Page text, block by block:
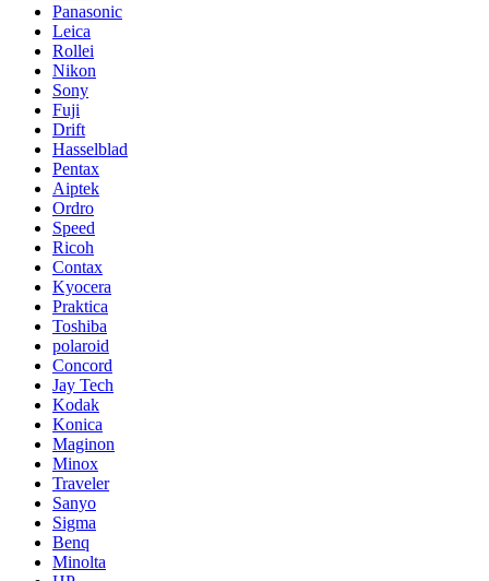
Panasonic
Leica
Rollei
Nikon
Sony
Fuji
Drift
Hasselblad
Pentax
Aiptek
Ordro
Speed
Ricoh
Contax
Kyocera
Praktica
Toshiba
polaroid
Concord
Jay Tech
Kodak
Konica
Maginon
Minox
Traveler
Sanyo
Sigma
Benq
Minolta